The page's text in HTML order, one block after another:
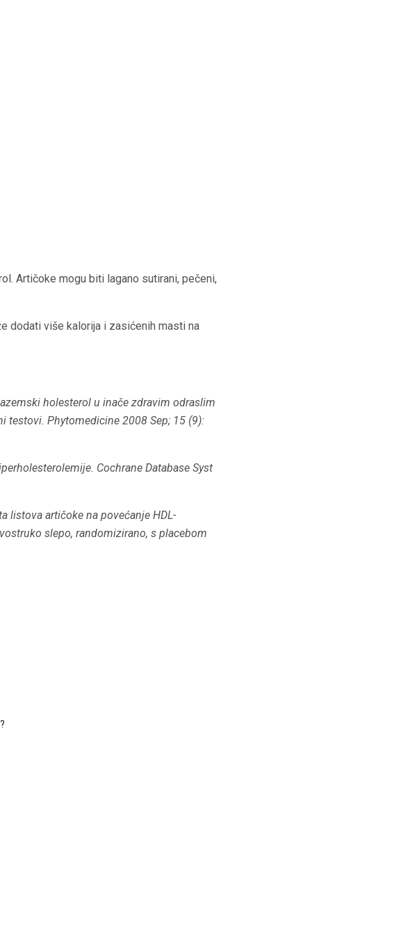
Artičoke mogu biti lagano sutirani, pečeni,
dodati više kalorija i zasićenih masti na
holesterol u inače zdravim odraslim
testovi. Phytomedicine 2008 Sep; 15 (9):
Cochrane Database Syst
listova artičoke na povećanje HDL-
slepo, randomizirano, s placebom